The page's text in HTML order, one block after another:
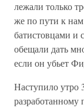
лежали только
же по пути к
батистовцами и
обещали дать
если он убьет
Наступило утро
разработанному